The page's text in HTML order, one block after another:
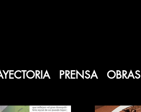
PRENSA OBRAS